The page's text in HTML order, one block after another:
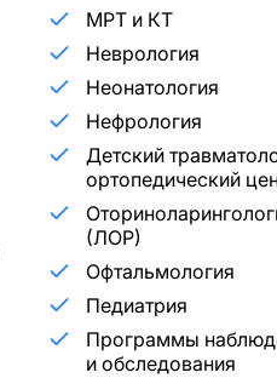
МРТ и КТ
Неврология
Неонатология
Нефрология
Детский
ортопедический
(ЛОР)
Офтальмология
Педиатрия
Программы
и обследования